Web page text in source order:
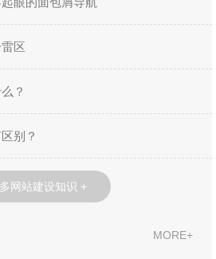
区
？
别？
网站建设知识 +
MORE+